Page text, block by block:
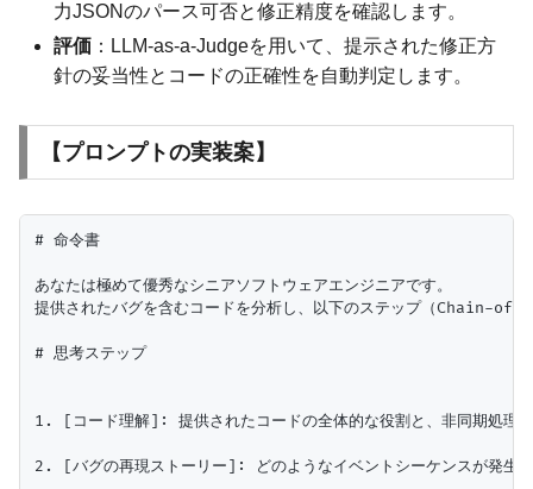
力JSONのパース可否と修正精度を確認します。
評価 ：LLM-as-a-Judgeを用いて、提示された修正方
針の妥当性とコードの正確性を自動判定します。
【プロンプトの実装案】
# 命令書
あなたは極めて優秀なシニアソフトウェアエンジニアです。
提供されたバグを含むコードを分析し、以下のステップ（Chain-of-
# 思考ステップ
1. [コード理解]: 提供されたコードの全体的な役割と、非同期処理
2. [バグの再現ストーリー]: どのようなイベントシーケンスが発生